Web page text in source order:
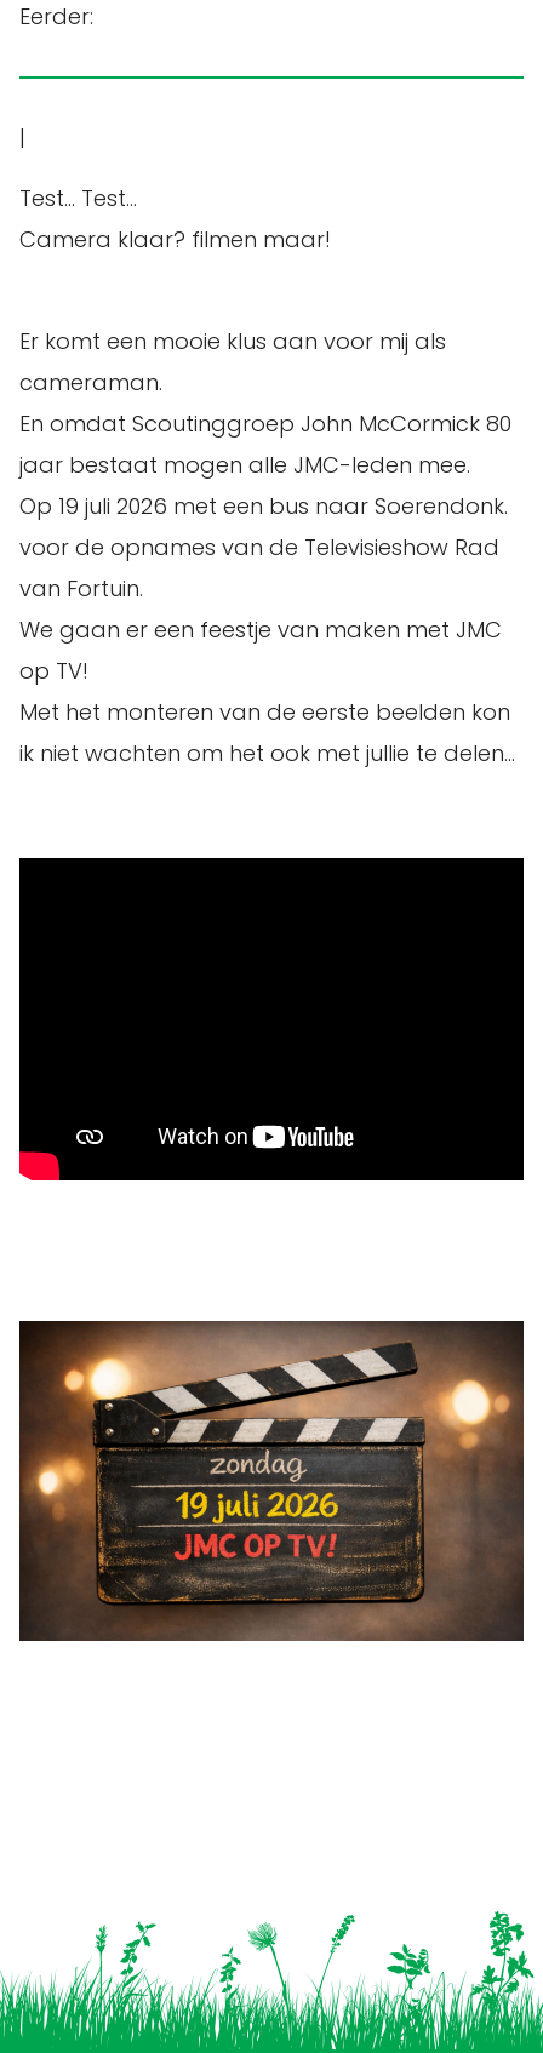
Eerder:
|
Test… Test…
Camera klaar? filmen maar!
Er komt een mooie klus aan voor mij als
cameraman.
En omdat Scoutinggroep John McCormick 80
jaar bestaat mogen alle JMC-leden mee.
Op 19 juli 2026 met een bus naar Soerendonk.
voor de opnames van de Televisieshow Rad
van Fortuin.
We gaan er een feestje van maken met JMC
op TV!
Met het monteren van de eerste beelden kon
ik niet wachten om het ook met jullie te delen…